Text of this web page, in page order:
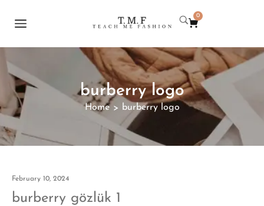
0
burberry logo
Home > burberry logo
February 10, 2024
burberry gözlük 1